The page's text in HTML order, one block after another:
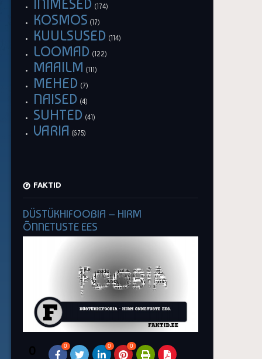
INIMESED (174)
KOSMOS (17)
KUULSUSED (114)
LOOMAD (122)
MAAILM (111)
MEHED (7)
NAISED (4)
SUHTED (41)
VARIA (675)
FAKTID
DÜSTÜKHIFOOBIA – HIRM
ÕNNETUSTE EES
0 0 0 0